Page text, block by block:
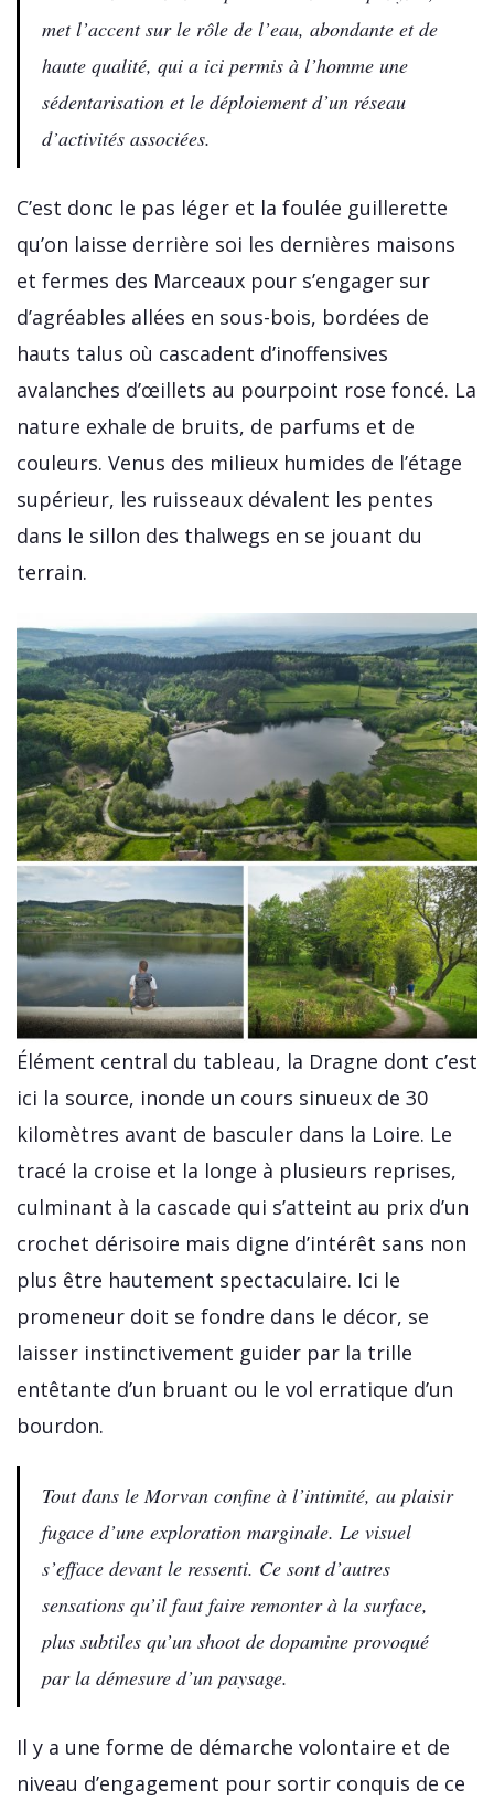
met l’accent sur le rôle de l’eau, abondante et de
haute qualité, qui a ici permis à l’homme une
sédentarisation et le déploiement d’un réseau
d’activités associées.
C’est donc le pas léger et la foulée guillerette
qu’on laisse derrière soi les dernières maisons
et fermes des Marceaux pour s’engager sur
d’agréables allées en sous-bois, bordées de
hauts talus où cascadent d’inoffensives
avalanches d’œillets au pourpoint rose foncé. La
nature exhale de bruits, de parfums et de
couleurs. Venus des milieux humides de l’étage
supérieur, les ruisseaux dévalent les pentes
dans le sillon des thalwegs en se jouant du
terrain.
Élément central du tableau, la Dragne dont c’est
ici la source, inonde un cours sinueux de 30
kilomètres avant de basculer dans la Loire. Le
tracé la croise et la longe à plusieurs reprises,
culminant à la cascade qui s’atteint au prix d’un
crochet dérisoire mais digne d’intérêt sans non
plus être hautement spectaculaire. Ici le
promeneur doit se fondre dans le décor, se
laisser instinctivement guider par la trille
entêtante d’un bruant ou le vol erratique d’un
bourdon.
Tout dans le Morvan confine à l’intimité, au plaisir
fugace d’une exploration marginale. Le visuel
s’efface devant le ressenti. Ce sont d’autres
sensations qu’il faut faire remonter à la surface,
plus subtiles qu’un shoot de dopamine provoqué
par la démesure d’un paysage.
Il y a une forme de démarche volontaire et de
niveau d’engagement pour sortir conquis de ce